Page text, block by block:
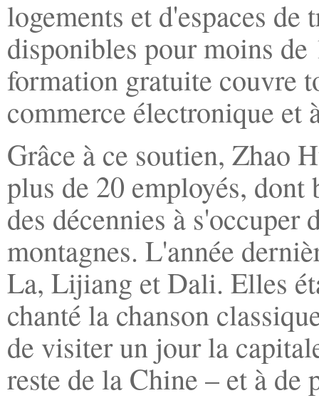
logements et d'espaces
disponibles pour moins
formation gratuite couvre
commerce électronique et
Grâce à ce soutien, Zhao
plus de 20 employés, dont
des décennies à
montagnes. L'année
La, Lijiang et Dali. Elles
chanté la chanson
de visiter un jour la
reste de la Chine – et à de